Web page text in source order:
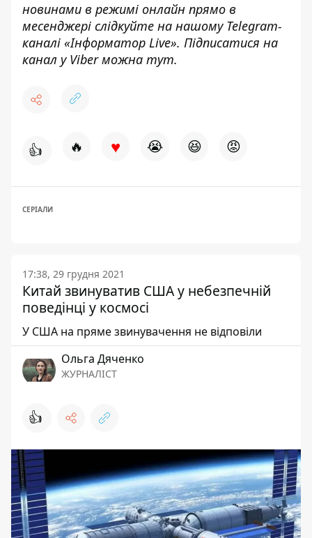
новинами в режимі онлайн прямо в
месенджері слідкуйте на нашому Telegram-
каналі «Інформатор Live». Підписатися на
канал у Viber можна тут.
👍 🔥 ♥ 😭 😆 😡
СЕРІАЛИ
17:38, 29 грудня 2021
Китай звинуватив США у небезпечній
поведінці у космосі
У США на пряме звинувачення не відповіли
Ольга Дяченко
ЖУРНАЛІСТ
👍